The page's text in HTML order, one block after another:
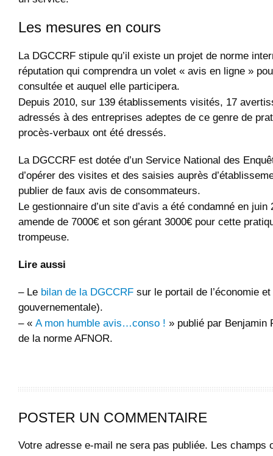
Les mesures en cours
La DGCCRF stipule qu’il existe un projet de norme
réputation qui comprendra un volet « avis en ligne »
consultée et auquel elle participera.
Depuis 2010, sur 139 établissements visités, 17
adressés à des entreprises adeptes de ce genre de
procès-verbaux ont été dressés.
La DGCCRF est dotée d’un Service National des
d’opérer des visites et des saisies auprès
publier de faux avis de consommateurs.
Le gestionnaire d’un site d’avis a été condamné en juin
amende de 7000€ et son gérant 3000€ pour cette
trompeuse.
Lire aussi
– Le bilan de la DGCCRF sur le portail de l’économie
gouvernementale).
– « A mon humble avis…conso ! » publié par Benjamin
de la norme AFNOR.
POSTER UN COMMENTAIRE
Votre adresse e-mail ne sera pas publiée. Les champs